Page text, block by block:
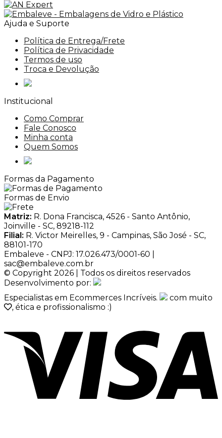
Ajuda e Suporte
Política de Entrega/Frete
Política de Privacidade
Termos de uso
Troca e Devolução
Institucional
Como Comprar
Fale Conosco
Minha conta
Quem Somos
Formas da Pagamento
Formas de Envio
Matriz: R. Dona Francisca, 4526 - Santo Antônio,
Joinville - SC, 89218-112
Filial: R. Victor Meirelles, 9 - Campinas, São José - SC,
88101-170
Embaleve - CNPJ: 17.026.473/0001-60 |
sac@embaleve.com.br
© Copyright 2026 | Todos os direitos reservados
Desenvolvimento por:
Especialistas em Ecommerces Incríveis.
com muito
, ética e profissionalismo :)